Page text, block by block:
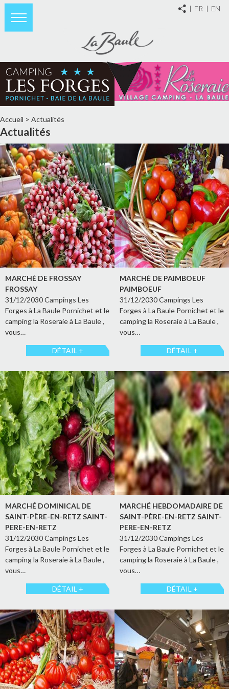
FR EN
Accueil > Actualités
Actualités
MARCHÉ DE FROSSAY
FROSSAY
31/12/2030 Campings Les
Forges à La Baule Pornichet et le
camping la Roseraie à La Baule ,
vous…
DÉTAIL +
MARCHÉ DE PAIMBOEUF
PAIMBOEUF
31/12/2030 Campings Les
Forges à La Baule Pornichet et le
camping la Roseraie à La Baule ,
vous…
DÉTAIL +
MARCHÉ DOMINICAL DE
SAINT-PÈRE-EN-RETZ SAINT-
PERE-EN-RETZ
31/12/2030 Campings Les
Forges à La Baule Pornichet et le
camping la Roseraie à La Baule ,
vous…
DÉTAIL +
MARCHÉ HEBDOMADAIRE DE
SAINT-PÈRE-EN-RETZ SAINT-
PERE-EN-RETZ
31/12/2030 Campings Les
Forges à La Baule Pornichet et le
camping la Roseraie à La Baule ,
vous…
DÉTAIL +